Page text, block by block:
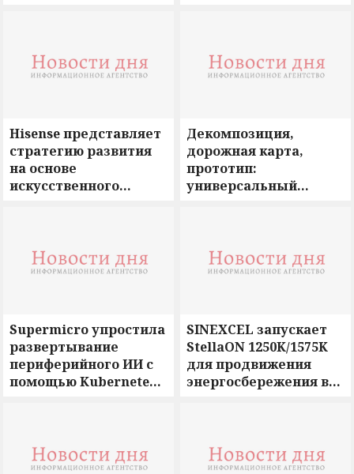
Hisense представляет
стратегию развития
на основе
искусственного
интеллектуальной
жизни
Декомпозиция,
дорожная карта,
прототип:
универсальный
Supermicro упростила
развертывание
периферийного ИИ с
помощью Kubernetes-
SINEXCEL запускает
StellaON 1250K/1575K
для продвижения
энергосбережения в